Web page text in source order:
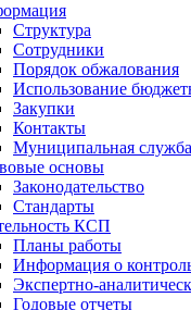
Структура
Сотрудники
Порядок обжалования
Использование
Закупки
Контакты
Муниципальная служба
основы
Законодательство
Стандарты
КСП
Планы работы
Информация о
Экспертно-
Годовые отчеты